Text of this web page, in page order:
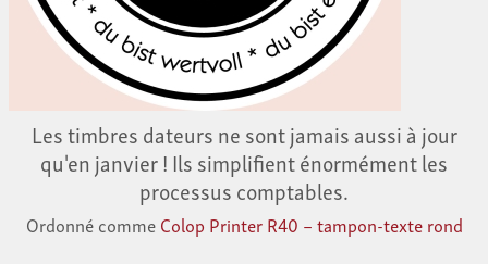
Les timbres dateurs ne sont jamais aussi à jour
qu'en janvier ! Ils simplifient énormément les
processus comptables.
Ordonné commeColop Printer R40 – tampon-texte rond